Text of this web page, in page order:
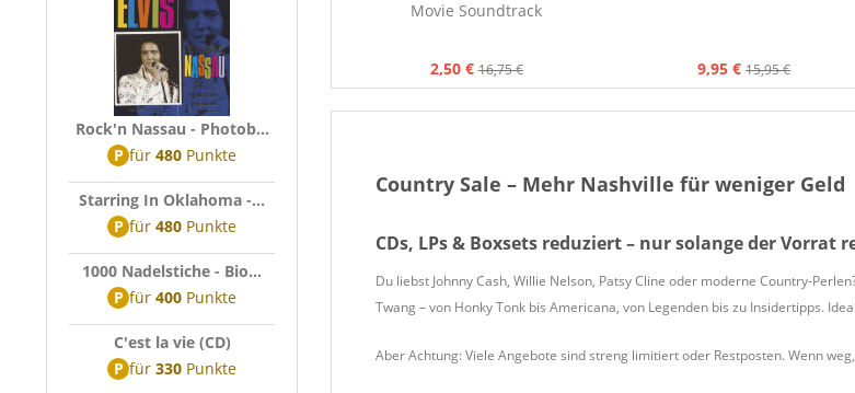
Rock'n Nassau - Photob...
P für 480 Punkte
Starring In Oklahoma -...
P für 480 Punkte
1000 Nadelstiche - Bio...
P für 400 Punkte
C'est la vie (CD)
P für 330 Punkte
Movie Soundtrack
2,50 € 16,75 € 9,95 € 15,95 €
Country Sale – Mehr Nashville für weniger Geld
CDs, LPs & Boxsets reduziert – nur solange der Vorrat
Du liebst Johnny Cash, Willie Nelson, Patsy Cline oder moderne Country-
Twang – von Honky Tonk bis Americana, von Legenden bis zu Insidertipps.
Aber Achtung: Viele Angebote sind streng limitiert oder Restposten. Wenn